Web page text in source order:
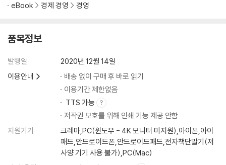
eBook 경제 경영 경영
품목정보
발행일
2020년 12월 14일
이용안내
배송 없이 구매 후 바로 읽기
이용기간 제한없음
TTS 가능
저작권 보호를 위해 인쇄 기능 제공 안함
지원기기
크레마,PC(윈도우 - 4K 모니터 미지원),아이폰,아이
패드,안드로이드폰,안드로이드패드,전자책단말기(저
사양 기기 사용 불가),PC(Mac)